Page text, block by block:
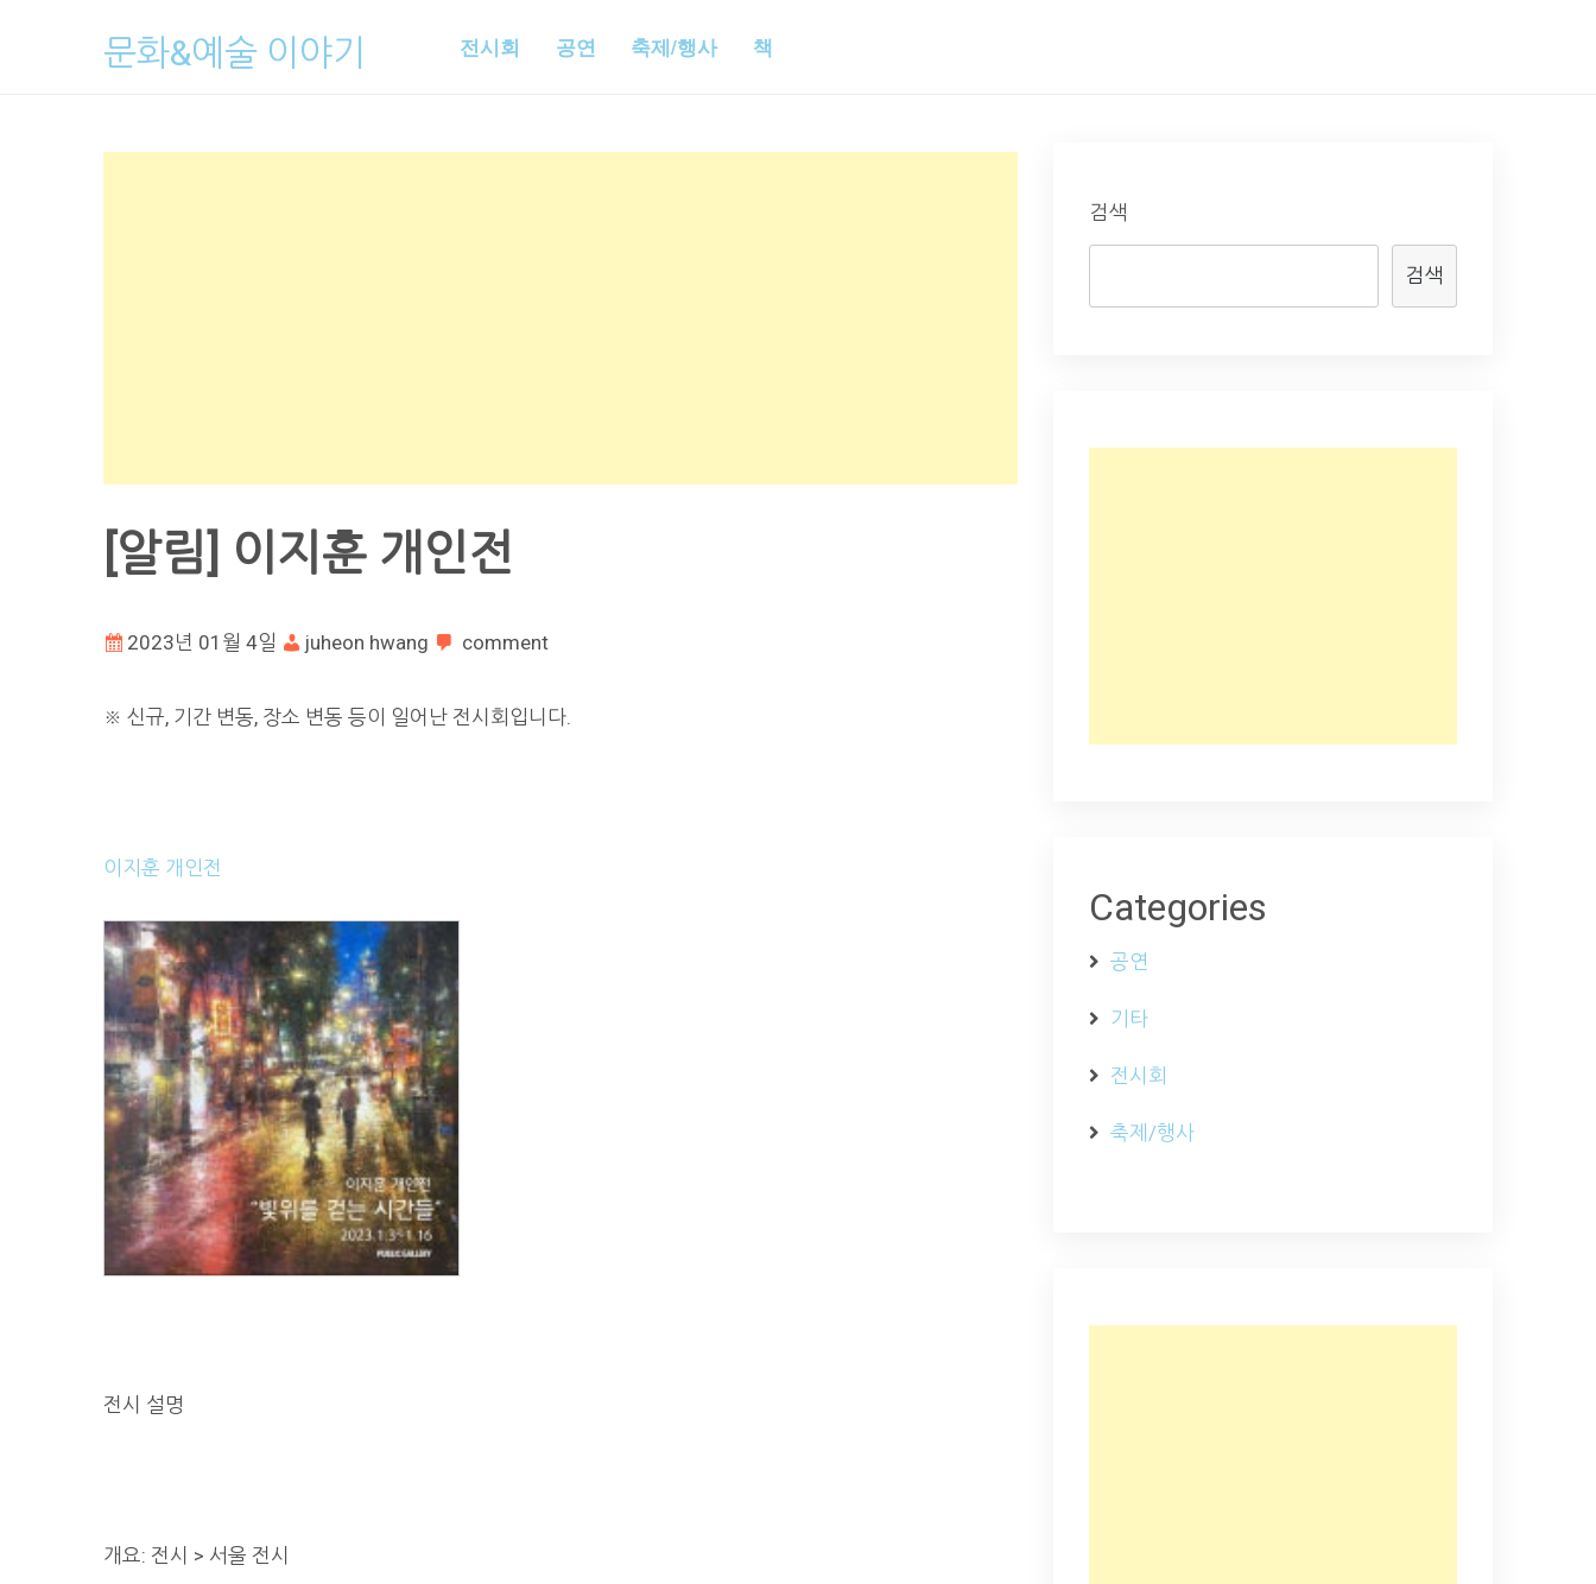
문화&예술 이야기 전시회 공연 축제/행사 책
[알림] 이지훈 개인전
2023년 01월 4일 juheon hwang comment
※ 신규, 기간 변동, 장소 변동 등이 일어난 전시회입니다.
이지훈 개인전
전시 설명
개요: 전시 > 서울 전시
검색
검색
Categories
공연
기타
전시회
축제/행사